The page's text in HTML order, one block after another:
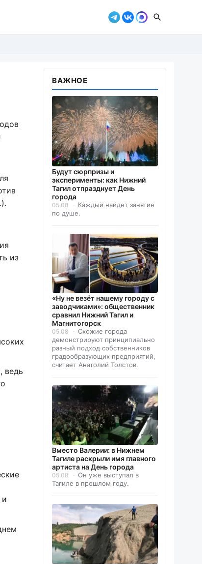
из
ведь
и
ВАЖНОЕ
Будут сюрпризы и
эксперименты: как Нижний
Тагил отпразднует День
города
05.08
Каждый найдет занятие
по душе.
«Ну не везёт нашему городу с
заводчиками»: общественник
сравнил Нижний Тагил и
Магнитогорск
05.08
Схожие города
демонстрируют принципиально
разный подход собственников
градообразующих предприятий,
считает Анатолий Толстов.
Вместо Валерии: в Нижнем
Тагиле раскрыли имя главного
артиста на День города
05.08
Он уже выступал в
Тагиле в прошлом году.